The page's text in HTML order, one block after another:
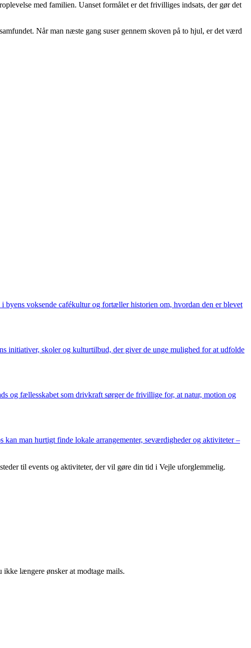
med familien. Uanset formålet er det frivilliges indsats, der gør det
Når man næste gang suser gennem skoven på to hjul, er det værd
voksende cafékultur og fortæller historien om, hvordan den er blevet
initiativer, skoler og kulturtilbud, der giver de unge mulighed for at udfolde
og fællesskabet som drivkraft sørger de frivillige for, at natur, motion og
kan man hurtigt finde lokale arrangementer, seværdigheder og aktiviteter –
til events og aktiviteter, der vil gøre din tid i Vejle uforglemmelig.
længere ønsker at modtage mails.